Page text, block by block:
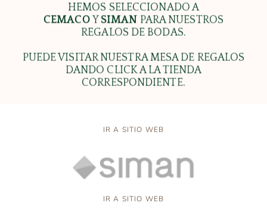
HEMOS SELECCIONADO A
CEMACO Y SIMAN PARA NUESTROS
REGALOS DE BODAS.
PUEDE VISITAR NUESTRA MESA DE REGALOS
DANDO CLICK A LA TIENDA
CORRESPONDIENTE.
IR A SITIO WEB
IR A SITIO WEB